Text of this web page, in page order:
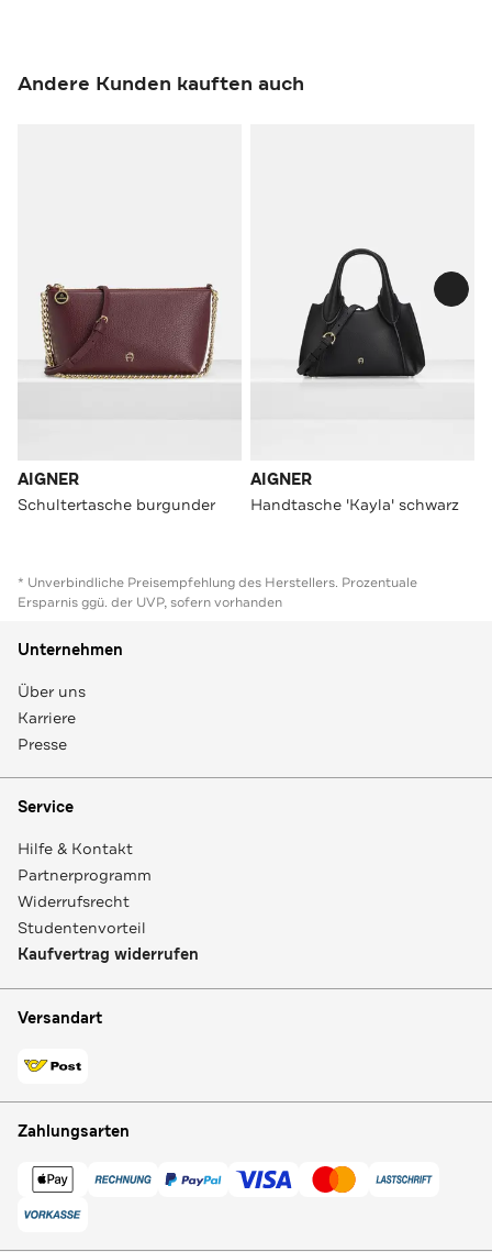
Andere Kunden kauften auch
AIGNER
Schultertasche burgunder
AIGNER
Handtasche 'Kayla' schwarz
* Unverbindliche Preisempfehlung des Herstellers. Prozentuale
Ersparnis ggü. der UVP, sofern vorhanden
Unternehmen
Über uns
Karriere
Presse
Service
Hilfe & Kontakt
Partnerprogramm
Widerrufsrecht
Studentenvorteil
Kaufvertrag widerrufen
Versandart
Zahlungsarten